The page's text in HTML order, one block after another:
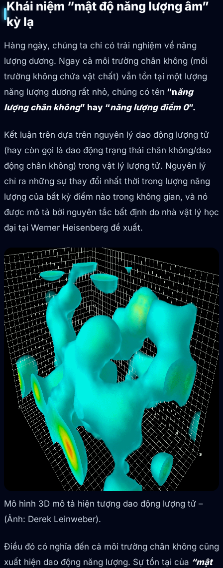
Khái niệm “mật độ năng lượng âm”
kỳ lạ
Hàng ngày, chúng ta chỉ có trải nghiệm về năng
lượng dương. Ngay cả môi trường chân không (môi
trường không chứa vật chất) vẫn tồn tại một lượng
năng lượng dương rất nhỏ, chúng có tên “năng
lượng chân không” hay “năng lượng điểm 0”.
Kết luận trên dựa trên nguyên lý dao động lượng tử
(hay còn gọi là dao động trạng thái chân không/dao
động chân không) trong vật lý lượng tử. Nguyên lý
chỉ ra những sự thay đổi nhất thời trong lượng năng
lượng của bất kỳ điểm nào trong không gian, và nó
được mô tả bởi nguyên tắc bất định do nhà vật lý học
đại tại Werner Heisenberg đề xuất.
Mô hình 3D mô tả hiện tượng dao động lượng tử –
(Ảnh: Derek Leinweber).
Điều đó có nghĩa đến cả môi trường chân không cũng
xuất hiện dao động năng lượng. Sự tồn tại của “mật